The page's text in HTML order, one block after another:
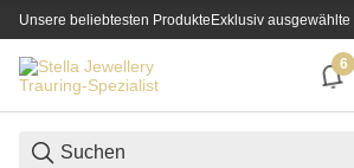
Unsere beliebtesten ProdukteExklusiv ausgewählte
6
6